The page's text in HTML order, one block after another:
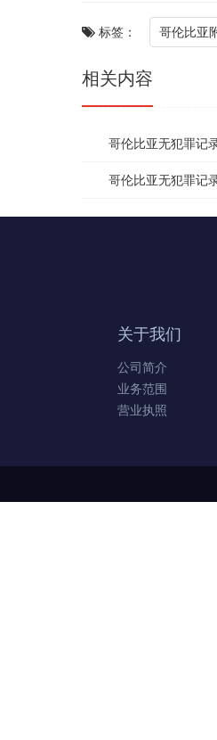
标签： 哥伦比亚
相关内容
哥伦比亚无犯罪记
哥伦比亚无犯罪记
关于我们
公司简介
业务范围
营业执照